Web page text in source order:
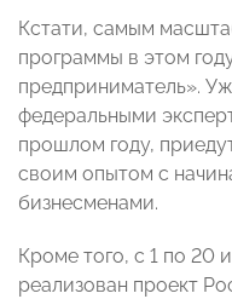
Кстати, самым
программы в этом
предприниматель».
федеральными
прошлом году,
своим опытом с
бизнесменами.
Кроме того, с 1 по 20
реализован проект